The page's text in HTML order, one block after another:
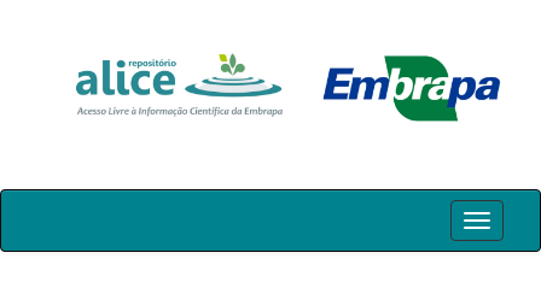
Skip